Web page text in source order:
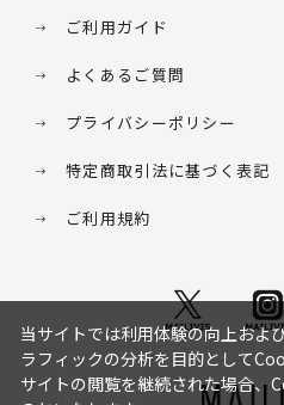
ご利用ガイド
よくあるご質問
プライバシーポリシー
特定商取引法に基づく表記
ご利用規約
当サイトでは利用体験の向上およ
ラフィックの分析を目的として
サイトの閲覧を継続された場合、